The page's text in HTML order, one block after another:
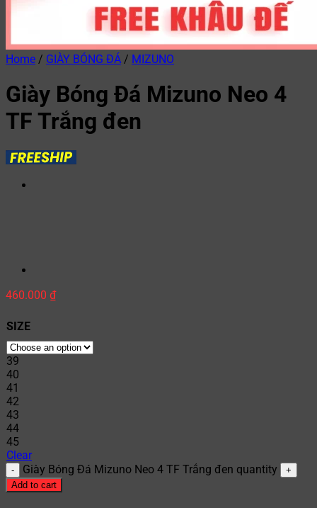
Home / GIÀY BÓNG ĐÁ / MIZUNO
Giày Bóng Đá Mizuno Neo 4
TF Trắng đen
460.000 ₫
SIZE
39
40
41
42
43
44
45
Clear
Giày Bóng Đá Mizuno Neo 4 TF Trắng đen quantity
Add to cart